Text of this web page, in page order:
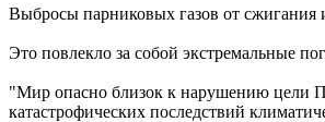
Выбросы парниковых газов от сжигания
Это повлекло за собой экстремальные
"Мир опасно близок к нарушению цели
катастрофических последствий